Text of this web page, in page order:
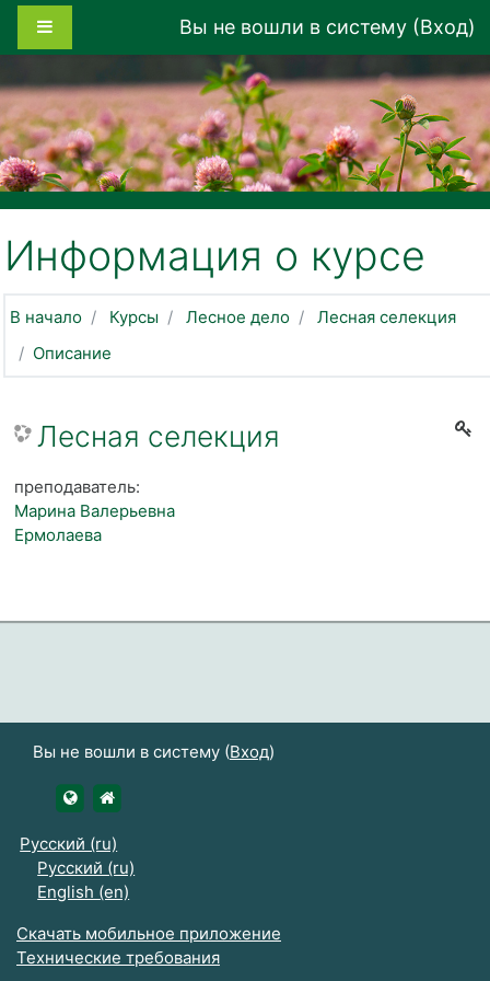
Перейти к основному содержанию
Вы не вошли в систему (Вход)
Информация о курсе
В начало Курсы Лесное дело
Лесная селекция
Описание
Лесная селекция
преподаватель:
Марина Валерьевна
Ермолаева
Вы не вошли в систему (Вход)
https://udsau.ru
Русский ‎(ru)‎
Русский ‎(ru)‎
English ‎(en)‎
Скачать мобильное приложение
Технические требования